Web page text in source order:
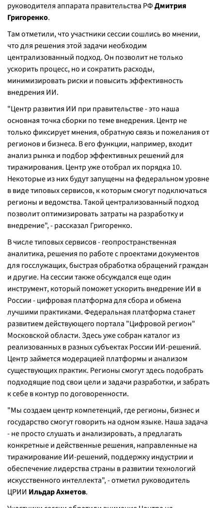
руководителя аппарата правительства РФДмитрия
Григоренко.
Там отметили, что участники сессии сошлись во мнении,
что для решения этой задачи необходим
централизованный подход. Он позволит не только
ускорить процесс, но и сократить расходы,
минимизировать риски и повысить эффективность
внедрения ИИ.
"Центр развития ИИ при правительстве - это наша
основная точка сборки по теме внедрения. Центр не
только фиксирует мнения, обратную связь и пожелания от
регионов и бизнеса. В его функции, например, входит
анализ рынка и подбор эффективных решений для
тиражирования. Центр уже отобрал их порядка 10.
Некоторые из них будут запущены на федеральном уровне
в виде типовых сервисов, к которым смогут подключаться
регионы и ведомства. Такой централизованный подход
позволит оптимизировать затраты на разработку и
внедрение", - рассказал Григоренко.
В числе типовых сервисов - геопространственная
аналитика, решения по работе с проектами документов
для госслужащих, быстрая обработка обращений граждан
и другие. На сессии также обсуждался еще один
инструмент, который поможет ускорить внедрение ИИ в
России - цифровая платформа для сбора и обмена
лучшими практиками. Федеральная платформа станет
развитием действующего портала "Цифровой регион"
Московской области. Здесь уже собран каталог из
реализованных в разных субъектах России ИИ-решений.
Центр займется модерацией платформы и анализом
существующих практик. Регионы смогут здесь подобрать
подходящие под свои цели и задачи разработки, и забрать
к себе в контур по договоренности.
"Мы создаем центр компетенций, где регионы, бизнес и
государство смогут говорить на одном языке. Наша задача
- не просто слушать и анализировать, а предлагать
конкретные и действенные решения, направленные на
тиражирование ИИ-решений, поддержку индустрии и
обеспечение лидерства страны в развитии технологий
искусственного интеллекта", - отметил руководитель
ЦРИИ Ильдар Ахметов.